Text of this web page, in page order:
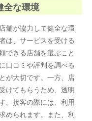
全な環境
舗が協力して健全な環
は、サービスを受ける
できる店舗を選ぶこと
口コミや評判を調べる
が大切です。一方、店
けてもらうため、透明
。接客の際には、利用
められます。また、利